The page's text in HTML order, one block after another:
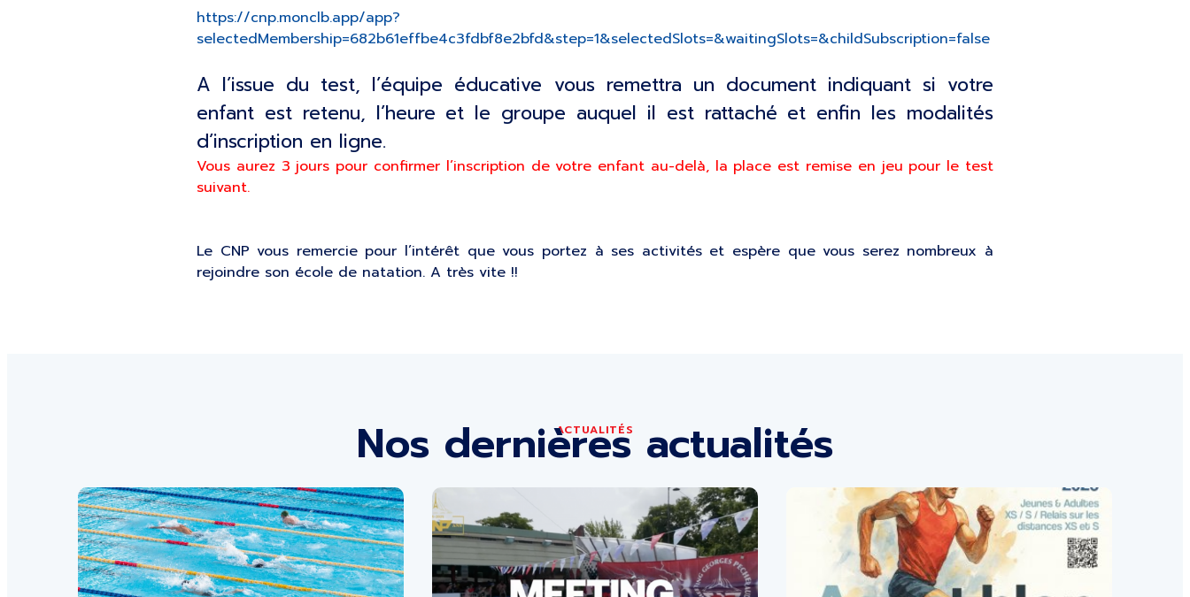
https://cnp.monclb.app/app?
selectedMembership=682b61effbe4c3fdbf8e2bfd&step=1&selectedSlots=&waitingSlots=&childSubscription=false
A l’issue du test, l’équipe éducative vous remettra un document indiquant si votre
enfant est retenu, l’heure et le groupe auquel il est rattaché et enfin les modalités
d’inscription en ligne.
Vous aurez 3 jours pour confirmer l’inscription de votre enfant au-delà, la place est remise en jeu pour le test
suivant.
Le CNP vous remercie pour l’intérêt que vous portez à ses activités et espère que vous serez nombreux à
rejoindre son école de natation. A très vite !!
ACTUALITÉS
Nos dernières actualités